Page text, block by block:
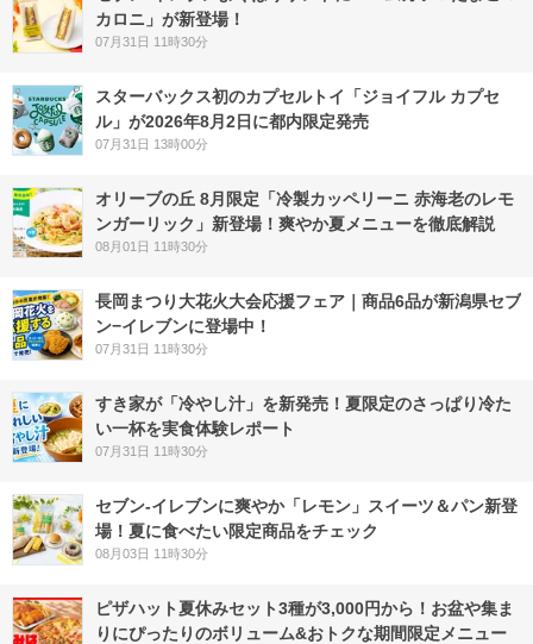
カロニ」が新登場！
07月31日 11時30分
スターバックス初のカプセルトイ「ジョイフル カプセ
ル」が2026年8月2日に都内限定発売
07月31日 13時00分
オリーブの丘 8月限定「冷製カッペリーニ 赤海老のレモ
ンガーリック」新登場！爽やか夏メニューを徹底解説
08月01日 11時30分
長岡まつり大花火大会応援フェア｜商品6品が新潟県セブ
ン−イレブンに登場中！
07月31日 11時30分
すき家が「冷やし汁」を新発売！夏限定のさっぱり冷た
い一杯を実食体験レポート
07月31日 11時30分
セブン‐イレブンに爽やか「レモン」スイーツ＆パン新登
場！夏に食べたい限定商品をチェック
08月03日 11時30分
ピザハット夏休みセット3種が3,000円から！お盆や集ま
りにぴったりのボリューム&おトクな期間限定メニュー